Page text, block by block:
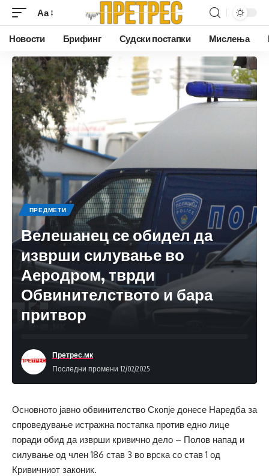
Аа
Новости Брифинг Судски постапки Мислења
ПРЕДМЕТИ
Велешанец се обидел да
изврши силување во
Аеродром, тврди
Обвинителството и бара
притвор
Последни промени 12/02/2025
Претрес.мк
Основното јавно обвинителство Скопје донесе Наредба за
спроведување истражна постапка против едно лице
поради обид да изврши кривично дело – Полов напад и
силување од член 186 став 3 во врска со став 1 од
Кривичниот законик.